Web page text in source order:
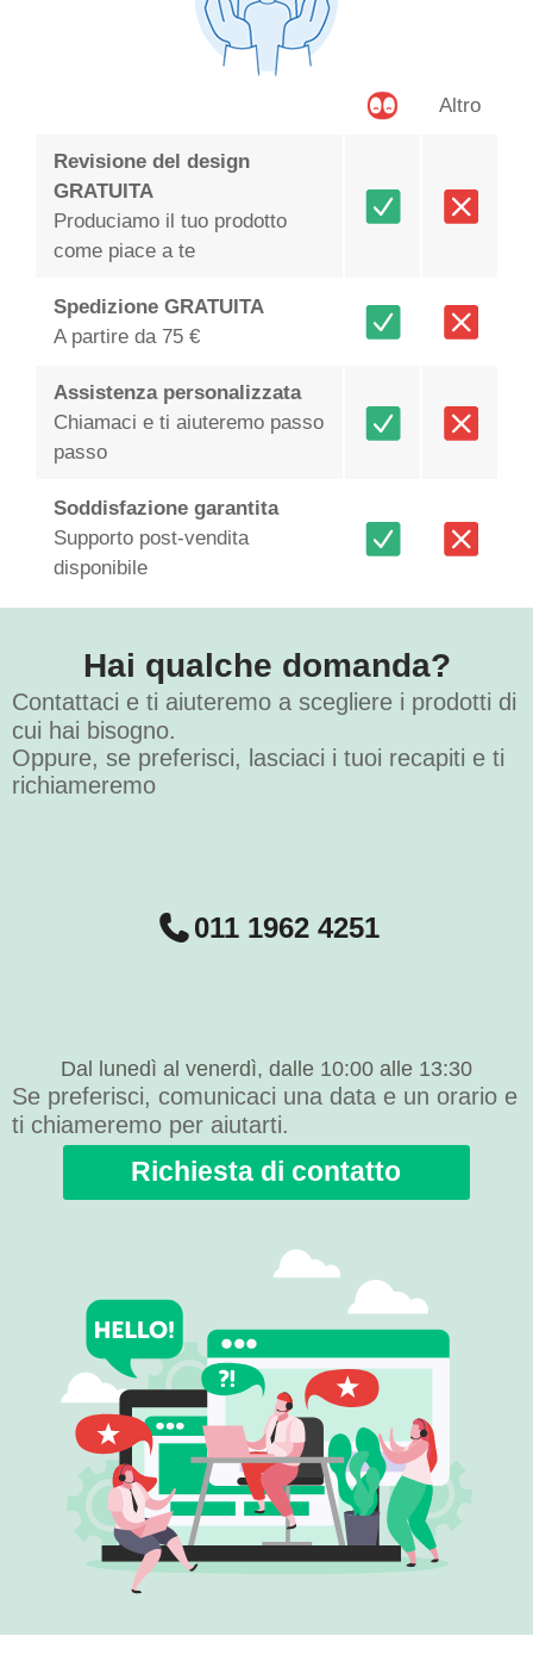
Altro
Revisione del design
GRATUITA
Produciamo il tuo prodotto
come piace a te
Spedizione GRATUITA
A partire da 75 €
Assistenza personalizzata
Chiamaci e ti aiuteremo passo
passo
Soddisfazione garantita
Supporto post-vendita
disponibile
Hai qualche domanda?
Contattaci e ti aiuteremo a scegliere i prodotti di
cui hai bisogno.
Oppure, se preferisci, lasciaci i tuoi recapiti e ti
richiameremo
011 1962 4251
Dal lunedì al venerdì, dalle 10:00 alle 13:30
Se preferisci, comunicaci una data e un orario e
ti chiameremo per aiutarti.
Richiesta di contatto